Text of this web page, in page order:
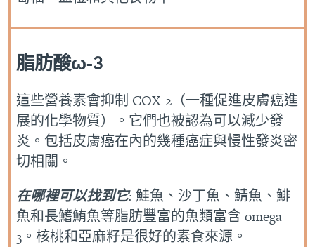
脂肪酸ω-3
這些營養素會抑制 COX-2（一種促進皮膚癌進
展的化學物質）。它們也被認為可以減少發
炎。包括皮膚癌在內的幾種癌症與慢性發炎密
切相關。
在哪裡可以找到它: 鮭魚、沙丁魚、鯖魚、鯡
魚和長鰭鮪魚等脂肪豐富的魚類富含 omega-
3。核桃和亞麻籽是很好的素食來源。